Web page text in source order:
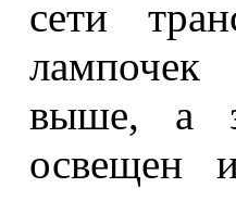
сети
лампочек
выше, а
освещен